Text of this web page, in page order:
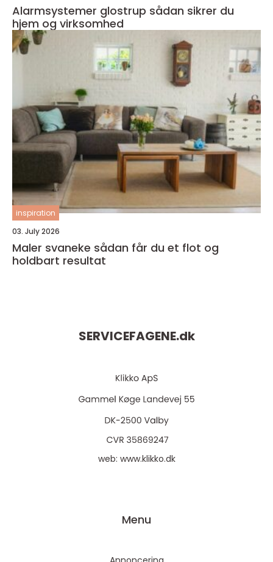
Alarmsystemer glostrup sådan sikrer du
hjem og virksomhed
inspiration
03. July 2026
Maler svaneke sådan får du et flot og
holdbart resultat
SERVICEFAGENE.dk
web: www.klikko.dk
Menu